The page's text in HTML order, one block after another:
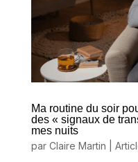
Ma routine du soir
des « signaux de
mes nuits
par Claire Martin